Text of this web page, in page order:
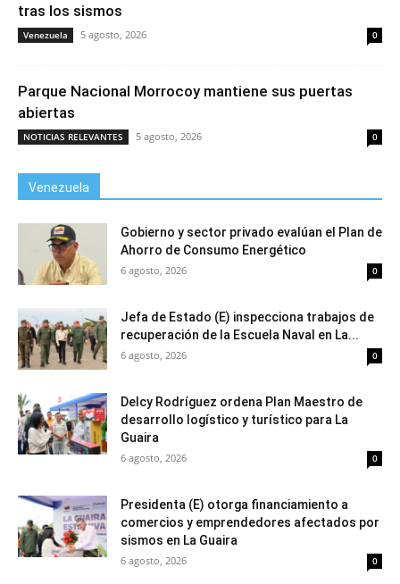
tras los sismos
Venezuela 5 agosto, 2026 0
Parque Nacional Morrocoy mantiene sus puertas
abiertas
NOTICIAS RELEVANTES 5 agosto, 2026 0
Venezuela
Gobierno y sector privado evalúan el Plan de
Ahorro de Consumo Energético
6 agosto, 2026 0
Jefa de Estado (E) inspecciona trabajos de
recuperación de la Escuela Naval en La...
6 agosto, 2026 0
Delcy Rodríguez ordena Plan Maestro de
desarrollo logístico y turístico para La
Guaira
6 agosto, 2026 0
Presidenta (E) otorga financiamiento a
comercios y emprendedores afectados por
sismos en La Guaira
6 agosto, 2026 0